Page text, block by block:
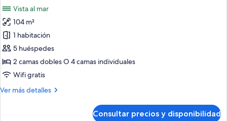
fotos
de
Habitación
Familiar
Superior
con
a
Vista al mar
104 m²
1 habitación
5 huéspedes
2 camas dobles O 4 camas individuales
Wifi gratis
Ver más detalles
Más
Consultar precios y disponibilidad